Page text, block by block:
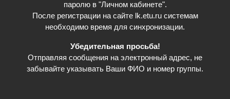
паролю в "Личном кабинете".
После регистрации на сайте lk.etu.ru системам
необходимо время для синхронизации.
Убедительная просьба!
Отправляя сообщения на электронный адрес, не
забывайте указывать Ваши ФИО и номер группы.